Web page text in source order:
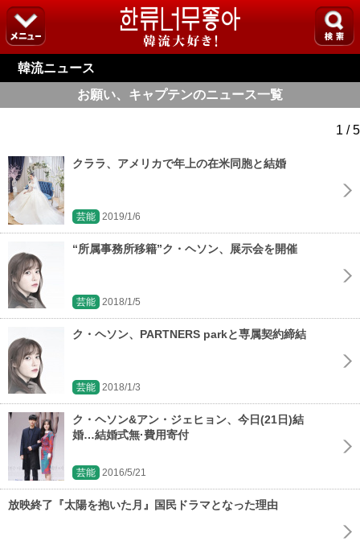
韓流ニュース
お願い、キャプテンのニュース一覧
1 / 5
クララ、アメリカで年上の在米同胞と結婚
芸能 2019/1/6
“所属事務所移籍”ク・ヘソン、展示会を開催
芸能 2018/1/5
ク・ヘソン、PARTNERS parkと専属契約締結
芸能 2018/1/3
ク・ヘソン&アン・ジェヒョン、今日(21日)結
婚…結婚式無·費用寄付
芸能 2016/5/21
放映終了『太陽を抱いた月』国民ドラマとなった理由